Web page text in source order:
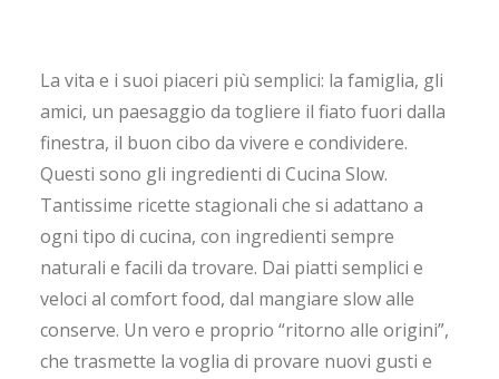
La vita e i suoi piaceri più semplici: la famiglia, gli
amici, un paesaggio da togliere il fiato fuori dalla
finestra, il buon cibo da vivere e condividere.
Questi sono gli ingredienti di Cucina Slow.
Tantissime ricette stagionali che si adattano a
ogni tipo di cucina, con ingredienti sempre
naturali e facili da trovare. Dai piatti semplici e
veloci al comfort food, dal mangiare slow alle
conserve. Un vero e proprio “ritorno alle origini”,
che trasmette la voglia di provare nuovi gusti e